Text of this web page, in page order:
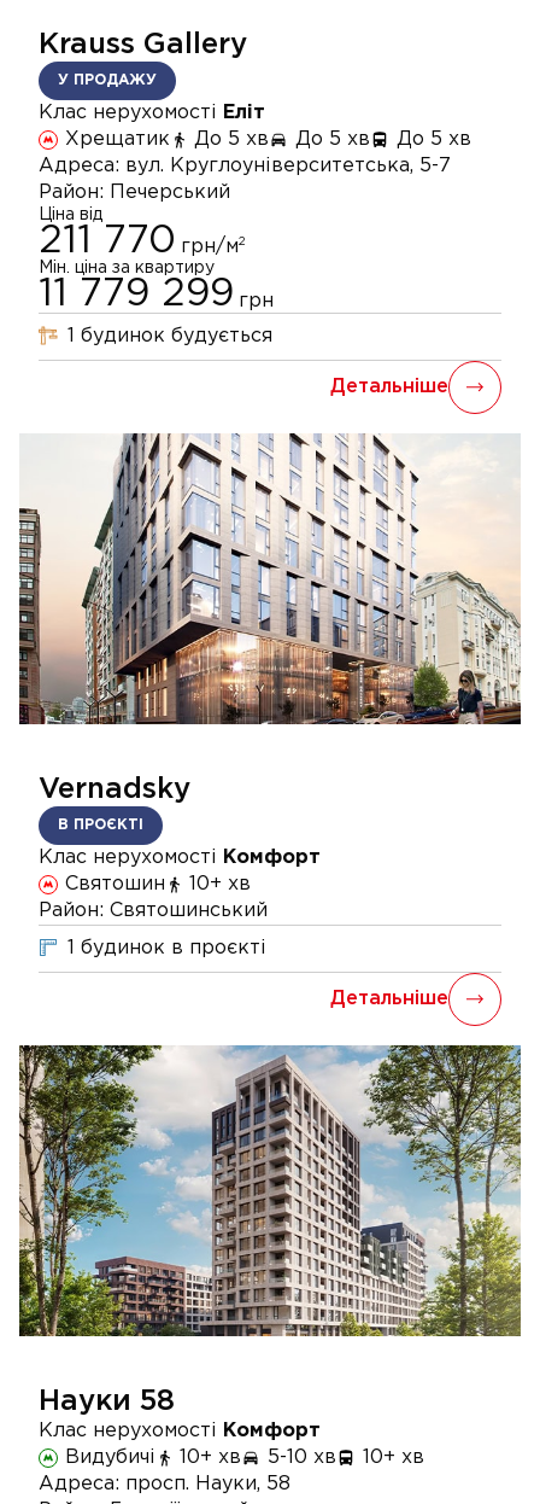
Krauss Gallery
У ПРОДАЖУ
Клас нерухомості
Еліт
Хрещатик
До 5 хв До 5 хв
До 5 хв
Адреса: вул. Круглоуніверситетська, 5-7
Район:
Печерський
Ціна від
211 770 грн/м 2
Мін. ціна за квартиру
11 779 299 грн
будинок будується
Детальніше
Vernadsky
В ПРОЄКТІ
Клас нерухомості
Комфорт
Святошин
10+ хв
Район: Святошинський
будинок в проєкті
Детальніше
Науки 58
Клас нерухомості
Комфорт
Видубичі
10+ хв 5-10 хв
10+ хв
Адреса: просп. Науки, 58